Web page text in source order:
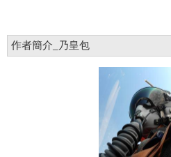
作者簡介_乃皇包